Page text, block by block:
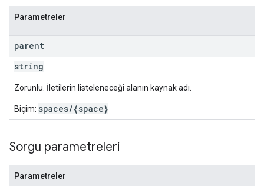
Parametreler
parent
string
Zorunlu. İletilerin listeleneceği alanın kaynak adı.
Biçim: spaces/{space}
Sorgu parametreleri
Parametreler